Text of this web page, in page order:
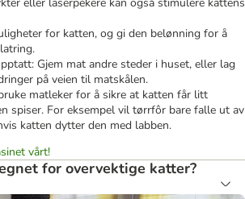
for katten, og gi den belønning for å
Gjem mat andre steder i huset, eller lag
på veien til matskålen.
matleker for å sikre at katten får litt
spiser. For eksempel vil tørrfôr bare falle ut av
katten dytter den med labben.
vårt!
for overvektige katter?